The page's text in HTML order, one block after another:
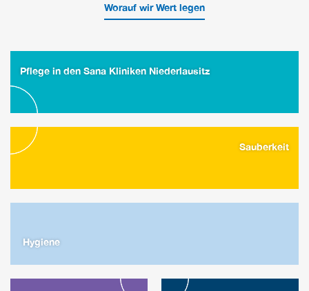
Worauf wir Wert legen
Pflege in den Sana Kliniken Niederlausitz
Sauberkeit
Hygiene